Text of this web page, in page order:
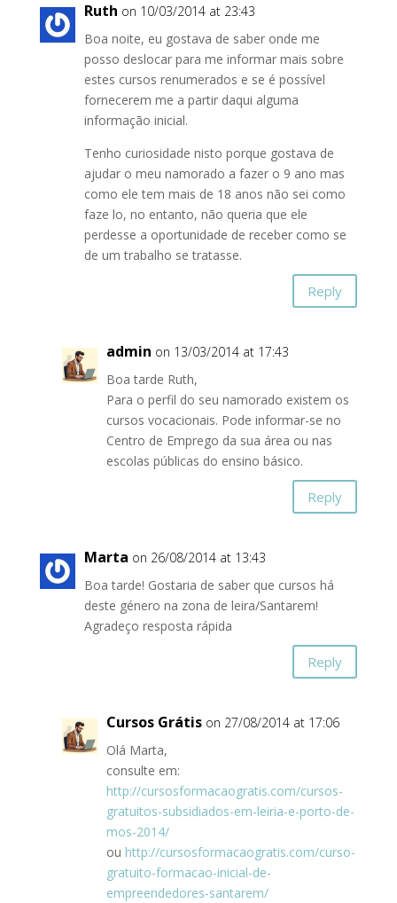
Ruth on 10/03/2014 at 23:43
Boa noite, eu gostava de saber onde me
posso deslocar para me informar mais sobre
estes cursos renumerados e se é possível
fornecerem me a partir daqui alguma
informação inicial.
Tenho curiosidade nisto porque gostava de
ajudar o meu namorado a fazer o 9 ano mas
como ele tem mais de 18 anos não sei como
faze lo, no entanto, não queria que ele
perdesse a oportunidade de receber como se
de um trabalho se tratasse.
Reply
admin on 13/03/2014 at 17:43
Boa tarde Ruth,
Para o perfil do seu namorado existem os
cursos vocacionais. Pode informar-se no
Centro de Emprego da sua área ou nas
escolas públicas do ensino básico.
Reply
Marta on 26/08/2014 at 13:43
Boa tarde! Gostaria de saber que cursos há
deste género na zona de leira/Santarem!
Agradeço resposta rápida
Reply
Cursos Grátis on 27/08/2014 at 17:06
Olá Marta,
consulte em:
http://cursosformacaogratis.com/cursos-
gratuitos-subsidiados-em-leiria-e-porto-de-
mos-2014/
ou http://cursosformacaogratis.com/curso-
gratuito-formacao-inicial-de-
empreendedores-santarem/